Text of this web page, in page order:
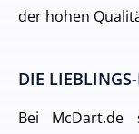
der hohen
DIE
Bei